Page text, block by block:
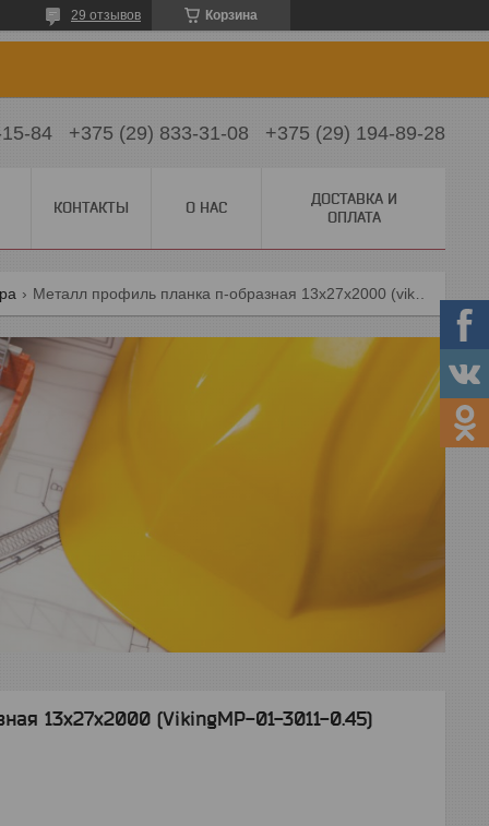
Корзина
29 отзывов
84 +375 (29) 833-31-08 +375 (29) 194-89-28
КОНТАКТЫ О НАС
ДОСТАВКА И
ОПЛАТА
Металл профиль планка п-образная 13х27х2000 (vikingmp-01-3011-0.45)
13х27х2000 (VikingMP-01-3011-0.45)